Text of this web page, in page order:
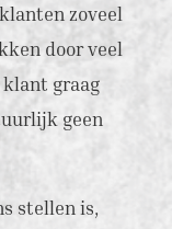
zoveel
door veel
graag
geen
stellen is,